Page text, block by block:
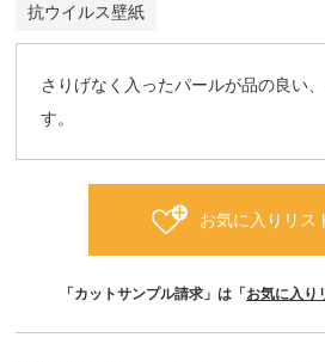
抗ウイルス壁紙
さりげなく入ったパールが品の良い
す。
お気に入りリス
「カットサンプル請求」は「 お気に入り